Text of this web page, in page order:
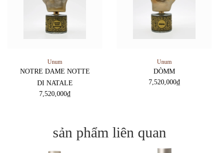
Unum
NOTRE DAME NOTTE
DI NATALE
7,520,000₫
Unum
DÒMM
7,520,000₫
sản phẩm liên quan